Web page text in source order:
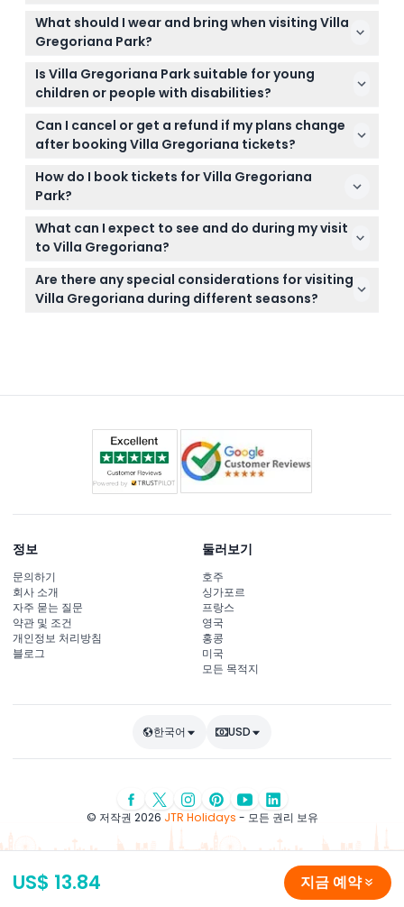
US$ 13.84 지금 예약
Villa Gregoriana Park is open from 9:30 AM to 6:30
PM during most of the year, but hours vary
seasonally. Last admission is one hour before
closing (subject to change — please confirm at
time of booking).
What should I wear and bring when visiting Villa
Gregoriana Park?
It's best to wear comfortable walking shoes and
clothes suitable for outdoor trails, as the park
features natural paths, waterfalls, and ruins.
Is Villa Gregoriana Park suitable for young
children or people with disabilities?
Children under 6 enter free but must be
accompanied by an adult, and visitors with
disabilities can enter for free with valid ID.
Can I cancel or get a refund if my plans change
after booking Villa Gregoriana tickets?
Tickets for Villa Gregoriana are non-refundable and
cannot be canceled, so be sure of your plans
How do I book tickets for Villa Gregoriana
Park?
You can easily book your tickets online right here
on this website, selecting your preferred date to
check availability and secure your entry.
What can I expect to see and do during my visit
to Villa Gregoriana?
You'll enjoy walking through lush woodlands, scenic
trails, a breathtaking waterfall, natural caves, and
ancient ruins like the Temple of Vesta.
Are there any special considerations for visiting
Villa Gregoriana during different seasons?
time of booking).
정보
문의하기
회사 소개
자주 묻는 질문
약관 및 조건
개인정보 처리방침
블로그
둘러보기
호주
싱가포르
프랑스
영국
홍콩
미국
모든 목적지
한국어 USD
© 저작권 2026 JTR Holidays - 모든 권리 보유